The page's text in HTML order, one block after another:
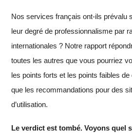
Nos services français ont-ils prévalu
leur degré de professionnalisme par
internationales ? Notre rapport
toutes les autres que vous pourriez
les points forts et les points faibles
que les recommandations pour des
d’utilisation.
Le verdict est tombé. Voyons quel